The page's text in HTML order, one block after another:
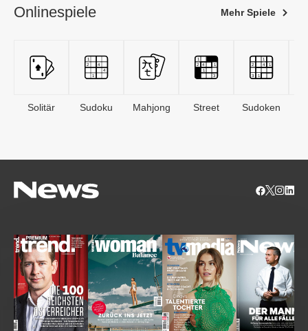
Onlinespiele Mehr Spiele
Solitär Sudoku Mahjong Street Sudoken